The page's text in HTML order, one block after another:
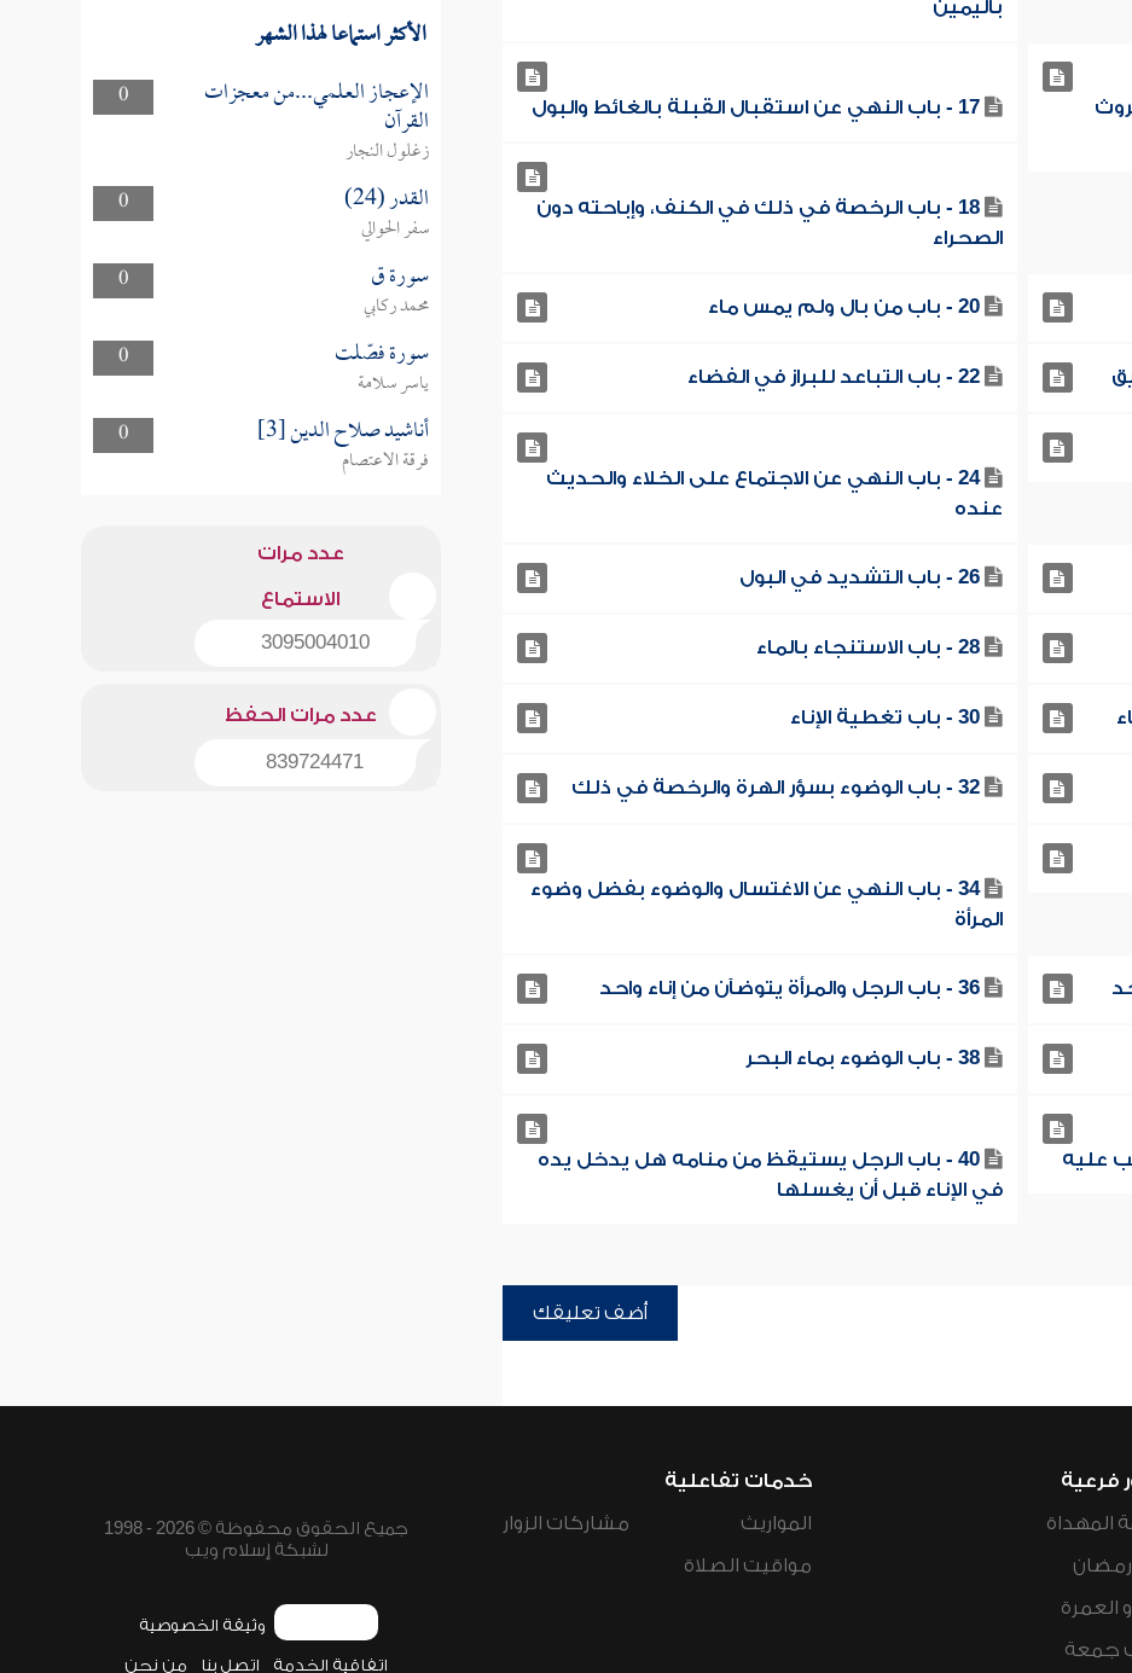
باليمين
17 - باب النهي عن استقبال القبلة بالغائط والبول
18 - باب الرخصة في ذلك في الكنف، وإباحته دون
الصحراء
20 - باب من بال ولم يمس ماء
22 - باب التباعد للبراز في الفضاء
24 - باب النهي عن الاجتماع على الخلاء والحديث
عنده
26 - باب التشديد في البول
28 - باب الاستنجاء بالماء
30 - باب تغطية الإناء
32 - باب الوضوء بسؤر الهرة والرخصة في ذلك
34 - باب النهي عن الاغتسال والوضوء بفضل وضوء
المرأة
36 - باب الرجل والمرأة يتوضآن من إناء واحد
38 - باب الوضوء بماء البحر
40 - باب الرجل يستيقظ من منامه هل يدخل يده
في الإناء قبل أن يغسلها
أضف تعليقك
الأكثر استماعا لهذا الشهر
0 الإعجاز العلمي...من معجزات
القرآن
زغلول النجار
0
القدر (24)
سفر الحوالي
0
سورة ق
محمد ركابي
0
سورة فصّلت
ياسر سلامة
0
أناشيد صلاح الدين [3]
فرقة الاعتصام
عدد مرات
الاستماع
3095004010
عدد مرات الحفظ
839724471
فرعية
المهداة
رمضان
العمرة
جمعة
خدمات تفاعلية
المواريث
مواقيت الصلاة
مشاركات الزوار
جميع الحقوق محفوظة © 2026 - 1998
لشبكة إسلام ويب
وثيقة الخصوصية
اتفاقية الخدمة اتصل بنا من نحن